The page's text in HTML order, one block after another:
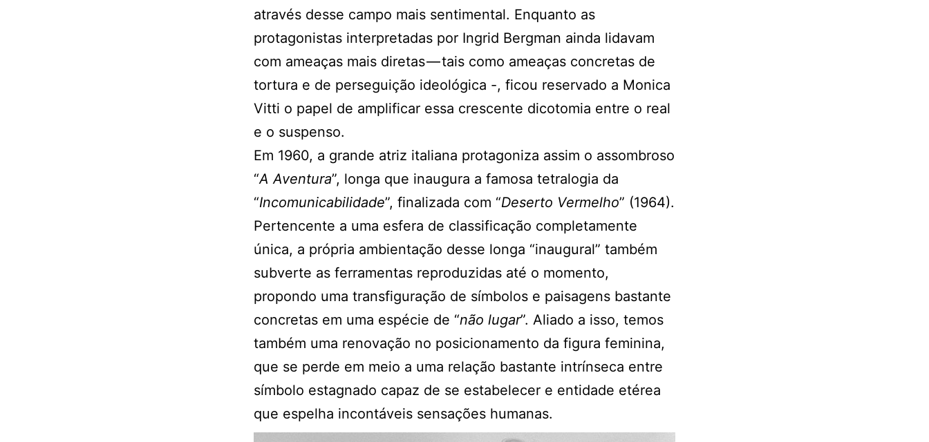
através desse campo mais sentimental. Enquanto as
protagonistas interpretadas por Ingrid Bergman ainda lidavam
com ameaças mais diretas — tais como ameaças concretas de
tortura e de perseguição ideológica -, ficou reservado a Monica
Vitti o papel de amplificar essa crescente dicotomia entre o real
e o suspenso.
Em 1960, a grande atriz italiana protagoniza assim o assombroso
“A Aventura”, longa que inaugura a famosa tetralogia da
“Incomunicabilidade”, finalizada com “Deserto Vermelho” (1964).
Pertencente a uma esfera de classificação completamente
única, a própria ambientação desse longa “inaugural” também
subverte as ferramentas reproduzidas até o momento,
propondo uma transfiguração de símbolos e paisagens bastante
concretas em uma espécie de “não lugar”. Aliado a isso, temos
também uma renovação no posicionamento da figura feminina,
que se perde em meio a uma relação bastante intrínseca entre
símbolo estagnado capaz de se estabelecer e entidade etérea
que espelha incontáveis sensações humanas.